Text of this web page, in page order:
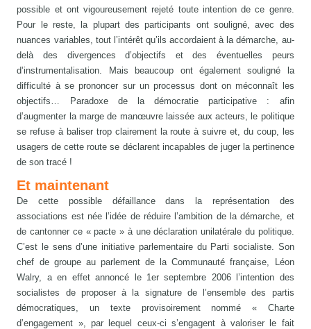
possible et ont vigoureusement rejeté toute intention de ce genre.
Pour le reste, la plupart des participants ont souligné, avec des
nuances variables, tout l’intérêt qu’ils accordaient à la démarche, au-
delà des divergences d’objectifs et des éventuelles peurs
d’instrumentalisation. Mais beaucoup ont également souligné la
difficulté à se prononcer sur un processus dont on méconnaît les
objectifs… Paradoxe de la démocratie participative : afin
d’augmenter la marge de manœuvre laissée aux acteurs, le politique
se refuse à baliser trop clairement la route à suivre et, du coup, les
usagers de cette route se déclarent incapables de juger la pertinence
de son tracé !
Et maintenant
De cette possible défaillance dans la représentation des
associations est née l’idée de réduire l’ambition de la démarche, et
de cantonner ce « pacte » à une déclaration unilatérale du politique.
C’est le sens d’une initiative parlementaire du Parti socialiste. Son
chef de groupe au parlement de la Communauté française, Léon
Walry, a en effet annoncé le 1er septembre 2006 l’intention des
socialistes de proposer à la signature de l’ensemble des partis
démocratiques, un texte provisoirement nommé « Charte
d’engagement », par lequel ceux-ci s’engagent à valoriser le fait